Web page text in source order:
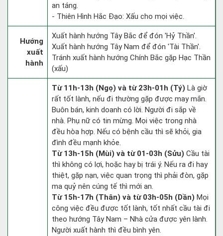
an táng.
- Thiên Hình Hắc Đạo: Xấu cho mọi việc.
Hướng
xuất
hành
Xuất hành hướng Tây Bắc để đón 'Hỷ Thần'.
Xuất hành hướng Tây Nam để đón 'Tài Thần'.
Tránh xuất hành hướng Chính Bắc gặp Hạc Thần
(xấu)
Từ 11h-13h (Ngọ) và từ 23h-01h (Tý) Là giờ
rất tốt lành, nếu đi thường gặp được may mắn.
Buôn bán, kinh doanh có lời. Người đi sắp về
nhà. Phụ nữ có tin mừng. Mọi việc trong nhà
đều hòa hợp. Nếu có bệnh cầu thì sẽ khỏi, gia
đình đều mạnh khỏe.
Từ 13h-15h (Mùi) và từ 01-03h (Sửu) Cầu tài
thì không có lợi, hoặc hay bị trái ý. Nếu ra đi hay
thiệt, gặp nạn, việc quan trọng thì phải đòn, gặp
ma quỷ nên cúng tế thì mới an.
Từ 15h-17h (Thân) và từ 03h-05h (Dần) Mọi
công việc đều được tốt lành, tốt nhất cầu tài đi
theo hướng Tây Nam – Nhà cửa được yên lành.
Người xuất hành thì đều bình yên.